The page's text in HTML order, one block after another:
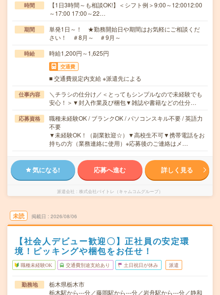
時間
【1日3時間～も相談OK!】＜シフト例＞9:00～12:0012:00
～17:00 17:00～22…
期間
単発1日～！ ★勤務開始日や期間はお気軽にご相談くだ
さい！ ＃8月～ ＃9月～
時給 時給1,200円～1,625円
交通費
■ 交通費規定内支給 ※派遣先による
仕事内容
＼チラシの仕分け／＜とってもシンプルなので未経験でも
安心！＞▼封入作業及び梱包▼雑誌や書籍などの仕分…
応募資格
職種未経験OK / ブランクOK / パソコンスキル不要 / 英語力
不要
▼未経験OK！（副業歓迎☆）▼高校生不可▼携帯電話をお
持ちの方（業務連絡に使用）※応募後のご連絡はメ…
気になる! 応募へ進む 詳しく見る
派遣会社 株式会社バイトレ（キャムコムグループ）
未読 掲載日 2026/08/06
【社会人デビュー歓迎〇】正社員の安定環
境！ピッキングや梱包をお任せ！
職種未経験OK 交通費別途支給あり 土日祝日が休み 派遣
勤務地
栃木県栃木市
栃木駅から---分／藤岡駅から---分／岩舟駅から---分／静和